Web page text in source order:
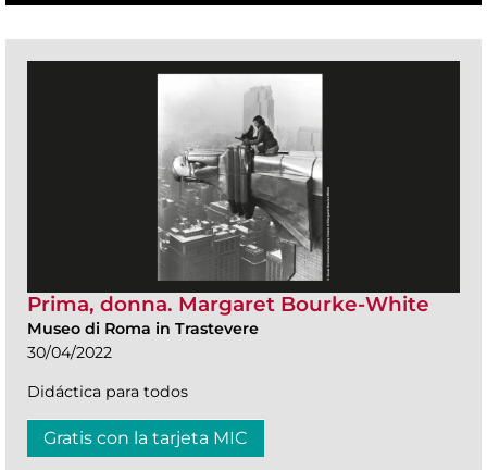
Prima, donna. Margaret Bourke-White
Museo di Roma in Trastevere
30/04/2022
Didáctica para todos
Gratis con la tarjeta MIC